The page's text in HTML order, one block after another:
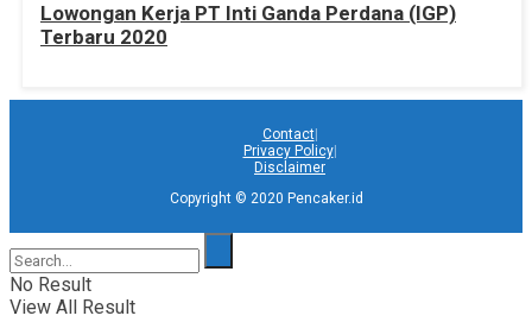
Lowongan Kerja PT Inti Ganda Perdana (IGP)
Terbaru 2020
Contact
Privacy Policy
Disclaimer
Copyright © 2020 Pencaker.id
No Result
View All Result